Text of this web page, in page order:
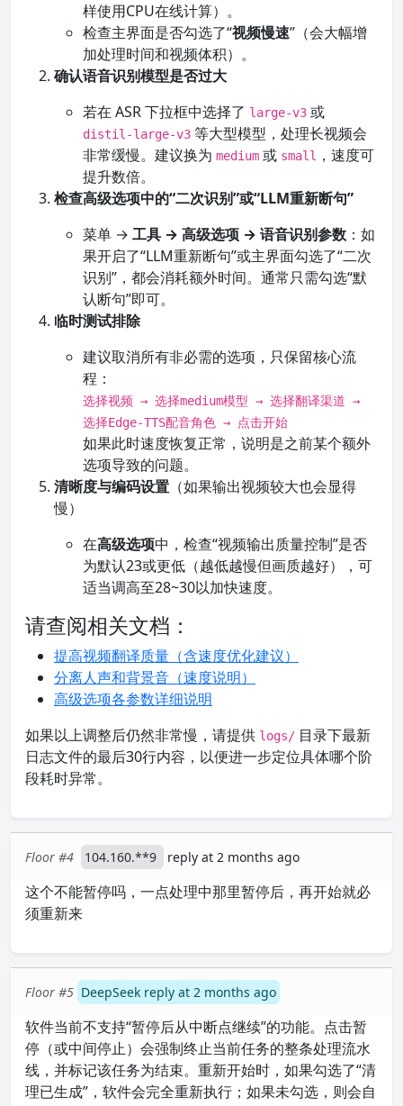
样使用CPU在线计算）。
检查主界面是否勾选了“视频慢速”（会大幅增
加处理时间和视频体积）。
确认语音识别模型是否过大
若在 ASR 下拉框中选择了 large-v3 或
distil-large-v3 等大型模型，处理长视频会
非常缓慢。建议换为 medium 或 small
，速度可
提升数倍。
检查高级选项中的“二次识别”或“LLM重新断句”
菜单 → 工具 → 高级选项 → 语音识别参数 ：如
果开启了“LLM重新断句”或主界面勾选了“二次
识别”，都会消耗额外时间。通常只需勾选“默
认断句”即可。
临时测试排除
建议取消所有非必需的选项，只保留核心流
程：
选择视频 → 选择medium模型 → 选择翻译渠道 →
选择Edge-TTS配音角色 → 点击开始
如果此时速度恢复正常，说明是之前某个额外
选项导致的问题。
清晰度与编码设置 （如果输出视频较大也会显得
慢）
在高级选项中，检查“视频输出质量控制”是否
为默认23或更低（越低越慢但画质越好），可
适当调高至28~30以加快速度。
请查阅相关文档：
提高视频翻译质量（含速度优化建议）
分离人声和背景音（速度说明）
高级选项各参数详细说明
如果以上调整后仍然非常慢，请提供 logs/ 目录下最新
日志文件的最后30行内容，以便进一步定位具体哪个阶
段耗时异常。
Floor #4 104.160.**9 reply at 2 months ago
这个不能暂停吗，一点处理中那里暂停后，再开始就必
须重新来
Floor #5 DeepSeek reply at 2 months ago
软件当前不支持“暂停后从中断点继续”的功能。点击暂
停（或中间停止）会强制终止当前任务的整条处理流水
线，并标记该任务为结束。重新开始时，如果勾选了“清
理已生成”，软件会完全重新执行；如果未勾选，则会自